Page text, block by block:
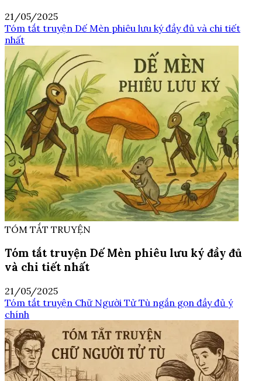
21/05/2025
Tóm tắt truyện Dế Mèn phiêu lưu ký đầy đủ và chi tiết
nhất
TÓM TẮT TRUYỆN
Tóm tắt truyện Dế Mèn phiêu lưu ký đầy đủ
và chi tiết nhất
21/05/2025
Tóm tắt truyện Chữ Người Tử Tù ngắn gọn đầy đủ ý
chính